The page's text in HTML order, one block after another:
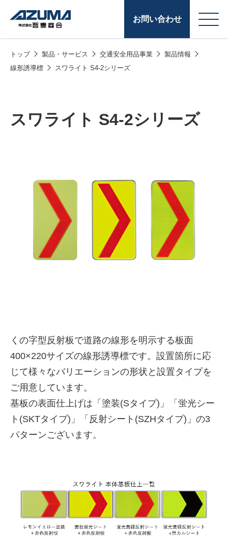
お問い合わせ
株式会社吾妻商会 会
社案内
株式会社吾妻製作所 会社案
内
製品・サービス
燃料小口配送
(ガソリンカード)
コークス・鋳物
トップ 製品・サービス 交通安全用品事業
製品情報
線形誘導標
スワライト S4-2シリーズ
スワライト S4-2シリーズ
くの字型反射板で道路の線形を明示する板面
400×220サイズの線形誘導標です。設置箇所に応
じて様々なバリエーションの形状と設置タイプを
ご用意しています。
基板の表面仕上げは「塗装(Sタイプ)」「蛍光シー
ト(SKTタイプ)」「反射シート(SZHタイプ)」の3
パターンございます。